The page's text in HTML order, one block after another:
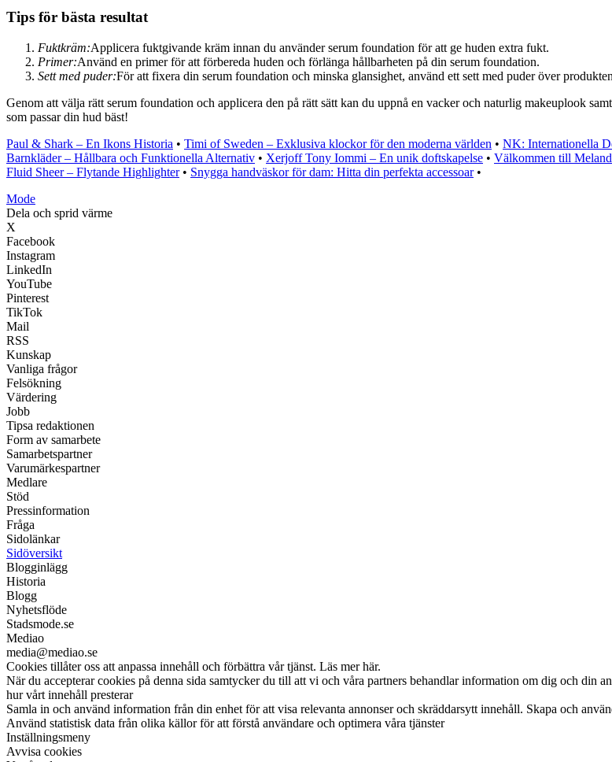
Tips för bästa resultat
Fuktkräm:Applicera fuktgivande kräm innan du använder serum foundation för att ge huden extra fukt.
Primer:Använd en primer för att förbereda huden och förlänga hållbarheten på din serum foundation.
Sett med puder:För att fixera din serum foundation och minska glansighet, använd ett sett med puder över
Genom att välja rätt serum foundation och applicera den på rätt sätt kan du uppnå en vacker och naturlig makeuplook
som passar din hud bäst!
Paul & Shark – En Ikons Historia • Timi of Sweden – Exklusiva klockor för den moderna världen • NK: Internationella
Barnkläder – Hållbara och Funktionella Alternativ • Xerjoff Tony Iommi – En unik doftskapelse • Välkommen till
Fluid Sheer – Flytande Highlighter• Snygga handväskor för dam: Hitta din perfekta accessoar•
Mode
Dela och sprid värme
X
Facebook
Instagram
LinkedIn
YouTube
Pinterest
TikTok
Mail
RSS
Kunskap
Vanliga frågor
Felsökning
Värdering
Jobb
Tipsa redaktionen
Form av samarbete
Samarbetspartner
Varumärkespartner
Medlare
Stöd
Pressinformation
Fråga
Sidolänkar
Sidöversikt
Blogginlägg
Historia
Blogg
Nyhetsflöde
Stadsmode.se
Mediao
media@mediao.se
Cookies tillåter oss att anpassa innehåll och förbättra vår tjänst. Läs mer här.
När du accepterar cookies på denna sida samtycker du till att vi och våra partners behandlar information om dig och din
hur vårt innehåll presterar
Samla in och använd information från din enhet för att visa relevanta annonser och skräddarsytt innehåll. Skapa och
Använd statistisk data från olika källor för att förstå användare och optimera våra tjänster
Inställningsmeny
Avvisa cookies